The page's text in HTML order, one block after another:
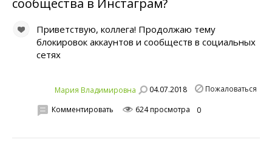
Приветствую, коллега! Продолжаю тему
блокировок аккаунтов и сообществ в социальных
сетях
Мария Владимировна 04.07.2018 Пожаловаться
Комментировать 624 просмотра 0